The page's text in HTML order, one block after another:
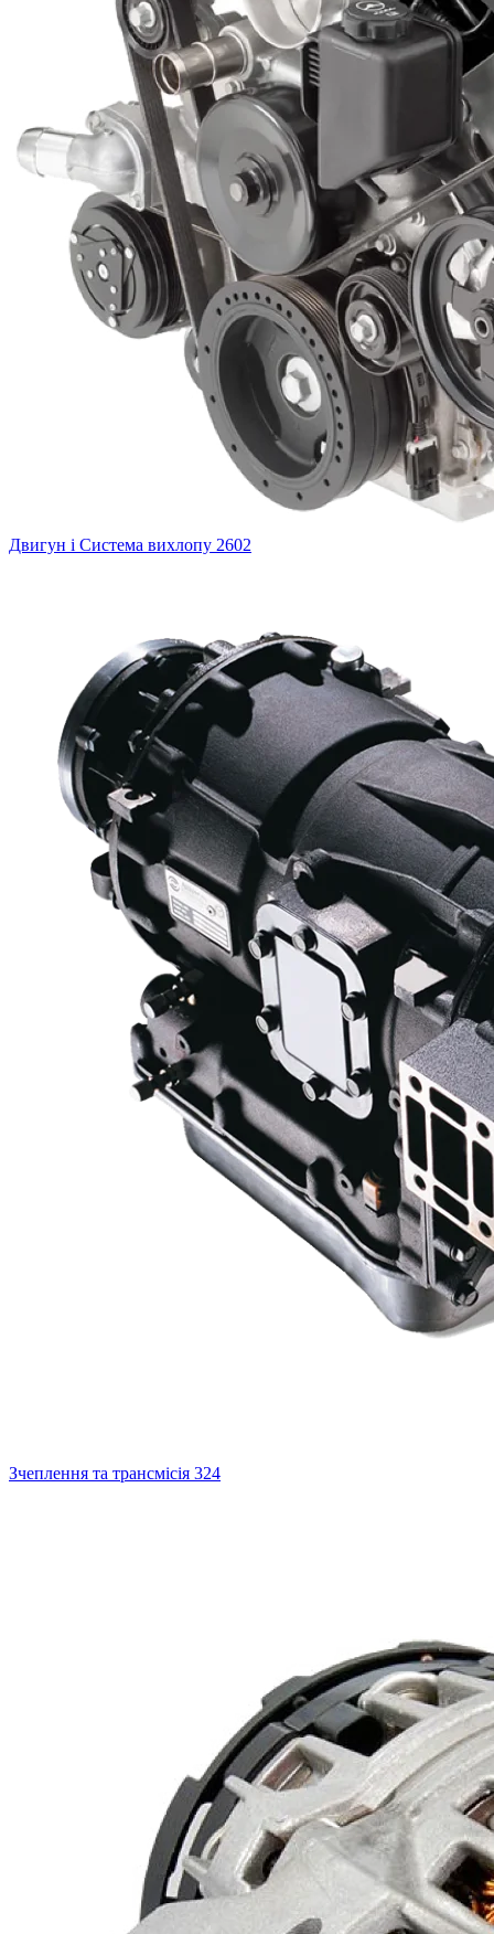
Двигун і Система вихлопу 2602
Зчеплення та трансмісія 324